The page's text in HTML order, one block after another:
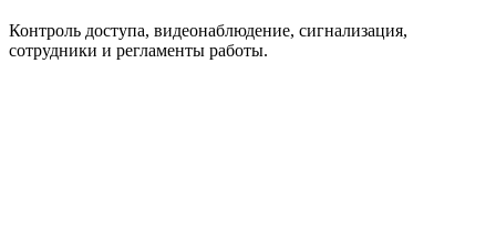
Контроль доступа, видеонаблюдение, сигнализация,
сотрудники и регламенты работы.